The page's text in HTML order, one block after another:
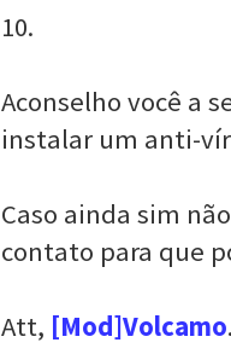
10.
Aconselho você a
instalar um anti-
Caso ainda sim
contato para que
Att, [Mod]Volcamo